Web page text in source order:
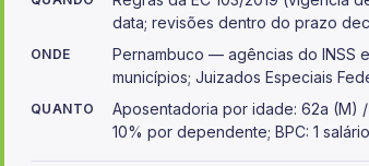
data; revisões dentro do prazo
ONDE
Pernambuco — agências do INSS
municípios; Juizados Especiais
QUANTO
Aposentadoria por idade: 62a (M)
10% por dependente; BPC: 1